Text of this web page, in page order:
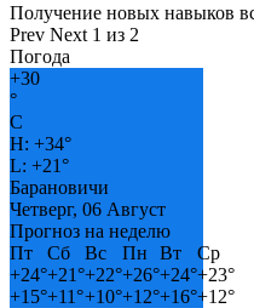
Получение новых навыков
Prev Next 1 из 2
Погода
+30
°
C
H: +34°
L: +21°
Барановичи
Четверг, 06 Август
Прогноз на неделю
Пт
Сб Вс Пн Вт
Ср
+24°+21°+22°+26°+24°+23°
+15°+11°+10°+12°+16°+12°